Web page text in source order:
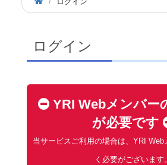
ログイン
YRI Webメンバー
が必要です
当サービスご利用の場合は、YRI
く必要がございます。